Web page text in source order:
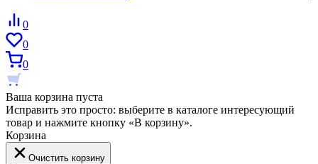
0
0
0
Ваша корзина пуста
Исправить это просто: выберите в каталоге интересующий
товар и нажмите кнопку «В корзину».
Корзина
Очистить корзину